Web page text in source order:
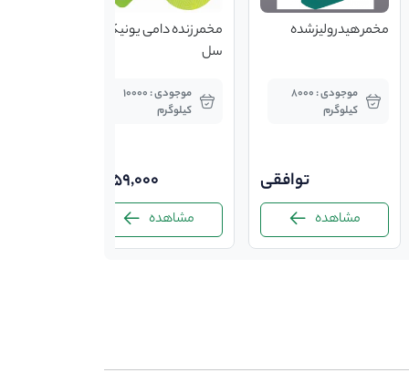
مخمر هیدرولیزشده
موجودی : 8000
کیلوگرم
توافقی
مشاهده
مخمر زنده دامی یونیک
سل
موجودی : 10000
کیلوگرم
59,000
مشاهده